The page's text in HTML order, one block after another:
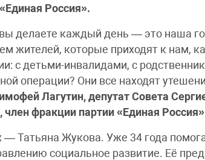
Россия».
делаете каждый день — это наша
жителей, которые приходят к нам,
с детьми-инвалидами, с
операции? Они все находят
Лагутин, депутат Совета
член фракции партии «Единая
— Татьяна Жукова. Уже 34 года
социальное развитие. Её